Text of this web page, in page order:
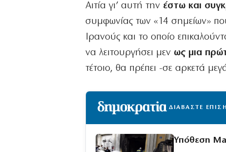
Αιτία γι’ αυτή την έστω και
συμφωνίας των «14 σημείων»
Ιρανούς και το οποίο
να λειτουργήσει μεν ως μια
τέτοιο, θα πρέπει -σε αρκετά
ΔΙΑΒΑΣΤΕ
Υπόθεση